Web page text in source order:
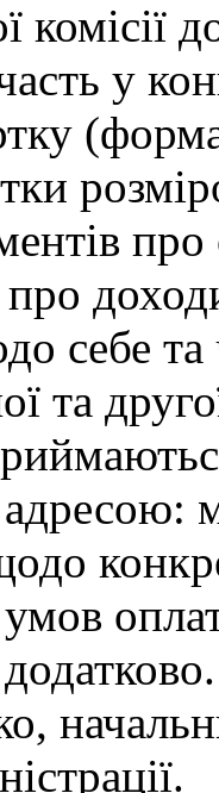
комісії
у
про
себе та
та
умов